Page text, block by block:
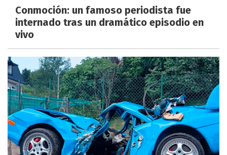
Conmoción: un famoso periodista fue
internado tras un dramático episodio en
vivo